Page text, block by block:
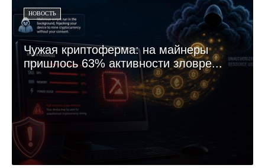
НОВОСТЬ
Чужая криптоферма: на майнеры
пришлось 63% активности зловре...